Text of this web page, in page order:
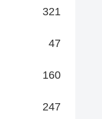
321
47
160
247